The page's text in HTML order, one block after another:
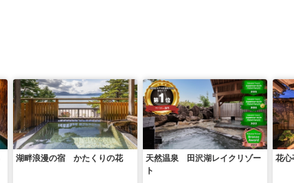
湖畔浪漫の宿 かたくりの花
天然温泉 田沢湖レイクリゾー
ト
花心